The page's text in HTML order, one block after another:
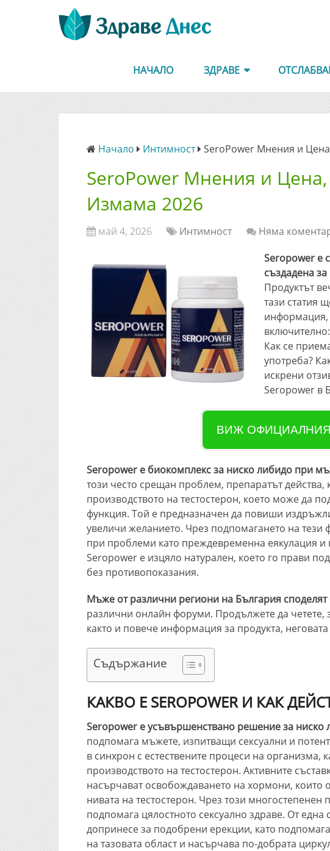
НАЧАЛО ЗДРАВЕ
Начало Интимност SeroPower Мнения и
SeroPower Мнения и
Измама 2026
май 4, 2026 Интимност
Няма
Seropower е
създадена
Продуктът
тази статия
информация,
Как се
употреба?
искрени
Seropower в
ВИЖ
Seropower е биокомплекс за ниско либидо при
този често срещан проблем, препаратът действа,
производството на тестостерон, което може да
функция. Той е предназначен да повиши
увеличи желанието. Чрез подпомагането на
при проблеми като преждевременна еякулация и
Seropower е изцяло натурален, което го прави
без противопоказания.
Мъже от различни региони на България споделят
различни онлайн форуми. Продължете да четете,
както и повече информация за продукта,
Съдържание
КАКВО Е SEROPOWER И КАК
Seropower е усъвършенствано решение за ниско
подпомага мъжете, изпитващи сексуални и
в синхрон с естествените процеси на организма,
производството на тестостерон. Активните
насърчават освобождаването на хормони, които
нивата на тестостерон. Чрез този многостепенен
подпомага цялостното сексуално здраве. От
допринесе за подобрени ерекции, като
на тазовата област и насърчава по-добрата